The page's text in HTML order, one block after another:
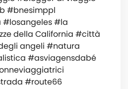
#bnesimppl
#la
della California #città
angeli #natura
#asviagensdabé
#route66